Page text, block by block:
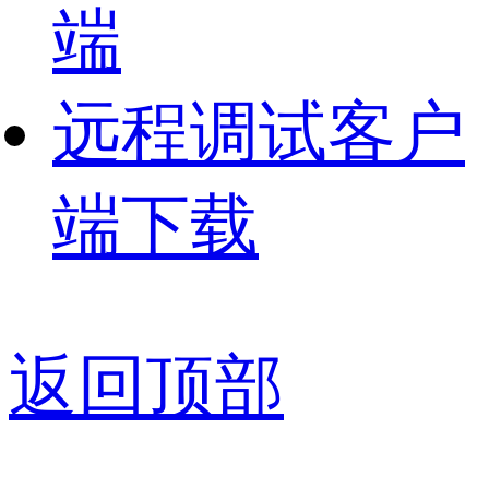
端
远程调试客户
端下载
返回顶部